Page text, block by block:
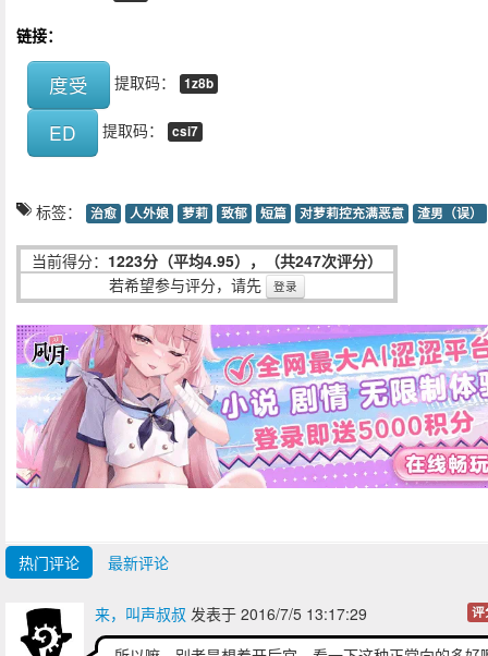
链接：
度受 提取码： 1z8b
ED 提取码： csi7
标签： 治愈 人外娘 萝莉 致郁 短篇 对萝莉控充满恶意 渣男（误）
当前得分： 1223分（平均4.95），（共247次评分）
若希望参与评分，请先
登录
热门评论 最新评论
来，叫声叔叔 发表于 2016/7/5 13:17:29 评